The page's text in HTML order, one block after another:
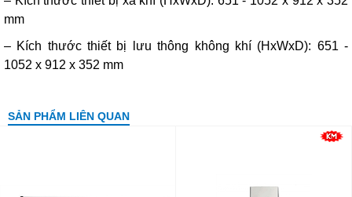
mm
– Kích thước thiết bị lưu thông không khí (HxWxD): 651 -
1052 x 912 x 352 mm
SẢN PHẨM LIÊN QUAN